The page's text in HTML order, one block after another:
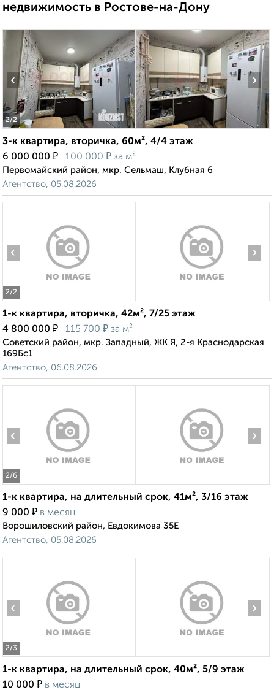
недвижимость в Ростове-на-Дону
2/2
‹ ›
3-к квартира, вторичка, 60м², 4/4 этаж
6 000 000 ₽ 100 000 ₽ за м²
Первомайский район, мкр. Сельмаш, Клубная 6
Агентство, 05.08.2026
2/2
‹ ›
1-к квартира, вторичка, 42м², 7/25 этаж
4 800 000 ₽ 115 700 ₽ за м²
Советский район, мкр. Западный, ЖК Я, 2-я Краснодарская
169Бс1
Агентство, 06.08.2026
2/6
‹ ›
1-к квартира, на длительный срок, 41м², 3/16 этаж
9 000 ₽ в месяц
Ворошиловский район, Евдокимова 35Е
Агентство, 05.08.2026
2/3
‹ ›
1-к квартира, на длительный срок, 40м², 5/9 этаж
10 000 ₽ в месяц